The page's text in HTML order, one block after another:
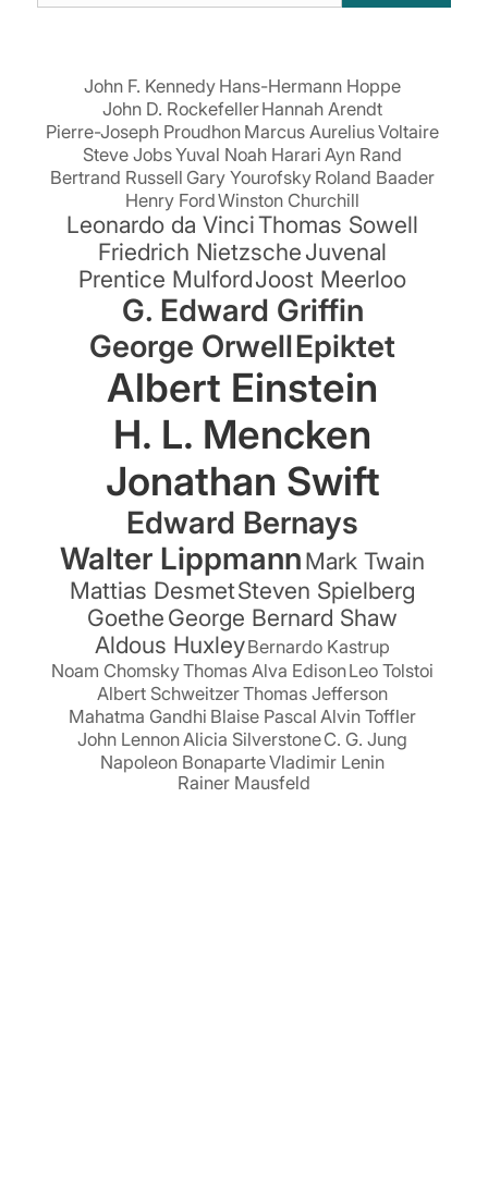
John F. Kennedy Hans-Hermann Hoppe
John D. RockefellerHannah Arendt
Pierre-Joseph Proudhon Marcus AureliusVoltaire
Steve JobsYuval Noah Harari Ayn Rand
Bertrand Russell Gary Yourofsky Roland Baader
Henry FordWinston Churchill
Leonardo da VinciThomas Sowell
Friedrich NietzscheJuvenal
Prentice MulfordJoost Meerloo
G. Edward Griffin
George OrwellEpiktet
Albert Einstein
H. L. Mencken
Jonathan Swift
Edward Bernays
Walter LippmannMark Twain
Mattias DesmetSteven Spielberg
GoetheGeorge Bernard Shaw
Aldous HuxleyBernardo Kastrup
Noam ChomskyThomas Alva EdisonLeo Tolstoi
Albert SchweitzerThomas Jefferson
Mahatma Gandhi Blaise Pascal Alvin Toffler
John LennonAlicia SilverstoneC. G. Jung
Napoleon BonaparteVladimir Lenin
Rainer Mausfeld